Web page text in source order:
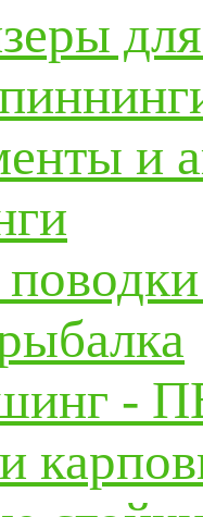
и
-